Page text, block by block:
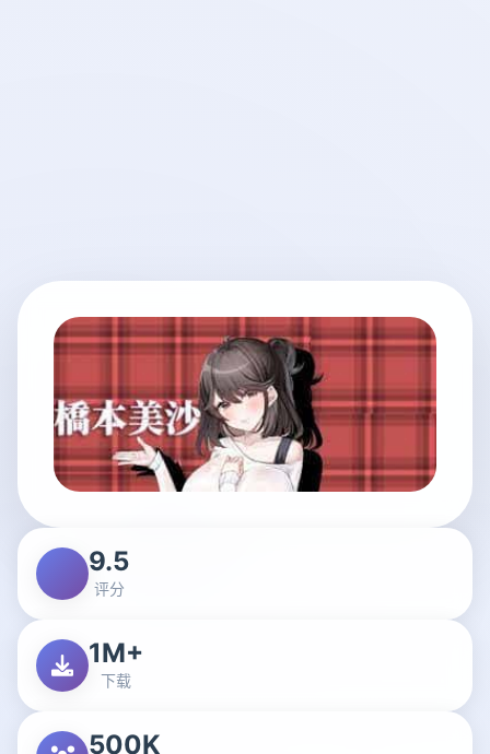
9.5
评分
1M+
下载
500K